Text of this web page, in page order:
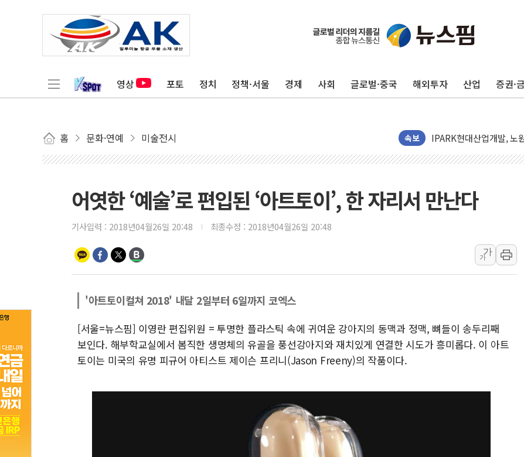
영상 포토 정치 정책·서울 경제 사회 글로벌·중국 해외투자 산업 증권·
홈 문화·연예 미술전시 속보
'무순위' 기회 왔다…신길
野 의원 42명, '사관학교
준공업지역 용적률
현대해상, 유튜브 양육
대형 저축은행 4%대 예금
서울 노원 40.2도…8년 만
SK하이닉스, 용인·청주
[중국증시 마감]
[ETF 시황] 2차전지 ETF
통합위, 'AI 포용사회'·'
코웨이, 2분기 영업익
중수청 임용설명회에
[컨콜] 롯데케미칼, "하
안동 송천동 양봉장 화
어엿한 ‘예술’로 편입된 ‘아트토이’, 한 자리서 만난다
기사입력 : 2018년04월26일 20:48 최종수정 : 2018년04월26일 20:48
가
가
'아트토이컬쳐 2018' 내달 2일부터 6일까지 코엑스
[서울=뉴스핌] 이영란 편집위원 = 투명한 플라스틱 속에 귀여운 강아지의 동맥과 정맥, 뼈들이 송두리째
보인다. 해부학교실에서 봄직한 생명체의 유골을 풍선강아지와 재치있게 연결한 시도가 흥미롭다. 이 아트
토이는 미국의 유명 피규어 아티스트 제이슨 프리니(Jason Freeny)의 작품이다.